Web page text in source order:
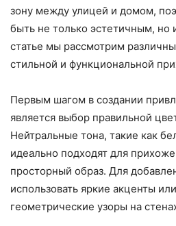
зону между улицей и домом,
быть не только эстетичным, но
статье мы рассмотрим
стильной и функциональной
Первым шагом в создании
является выбор правильной
Нейтральные тона, такие как
идеально подходят для
просторный образ. Для
использовать яркие акценты
геометрические узоры на